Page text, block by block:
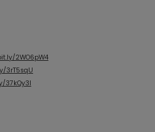
2WO6pW4
3rT5sqU
37kQy3l